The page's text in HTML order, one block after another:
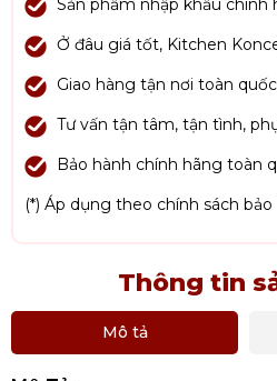
Sản phẩm nhập khẩu chính
Ở đâu giá tốt, Kitchen
Giao hàng tận nơi toàn quốc
Tư vấn tận tâm, tận tình,
Bảo hành chính hãng toàn
(*) Áp dụng theo chính sách bảo
Thông tin
Mô tả